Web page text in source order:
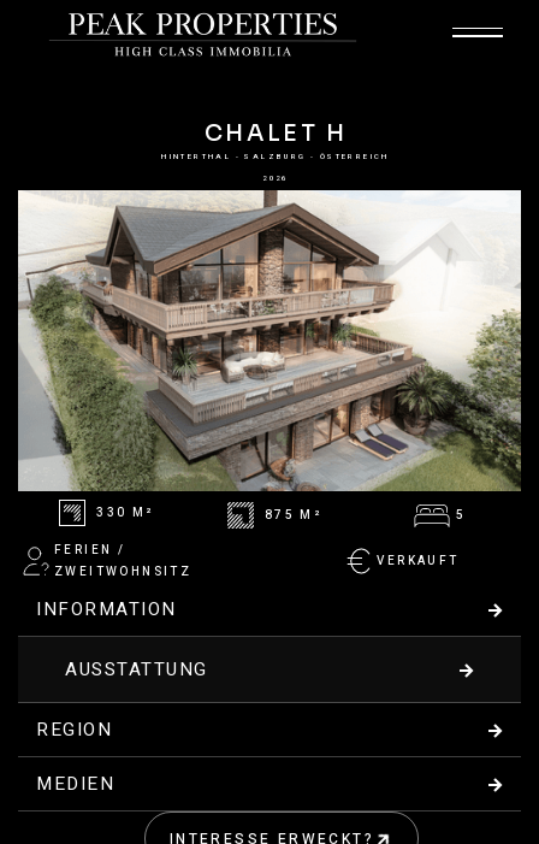
CHALET H
HINTERTHAL - SALZBURG - ÖSTERREICH
2026
330 M² 875 M² 5
FERIEN /
ZWEITWOHNSITZ
VERKAUFT
INFORMATION
AUSSTATTUNG
REGION
MEDIEN
INTERESSE ERWECKT?